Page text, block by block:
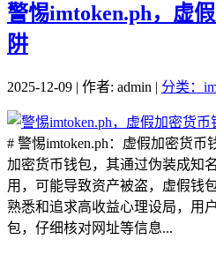
警惕imtoken.ph，虚
阱
2025-12-09 | 作者: admin | 分类：
# 警惕imtoken.ph：虚假加密货币
加密货币钱包，其通过伪装成知
用，可能导致资产被盗，虚假钱
熟悉和追求高收益心理设局，用
包，仔细核对网址等信息...